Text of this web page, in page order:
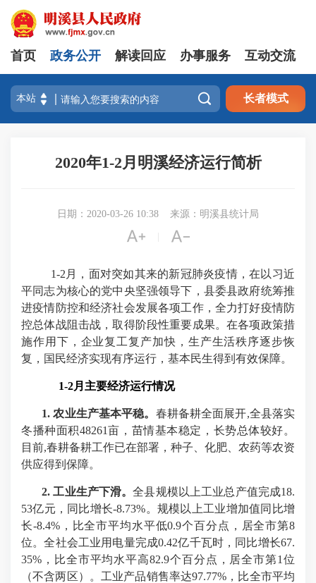
首页 政务公开 解读回应 办事服务 互动交流
 长者模式
2020年1-2月明溪经济运行简析
日期：2020-03-26 10:38 来源：明溪县统计局
 
1-2 月，面对突如其来的新冠肺炎疫情，在以习近
平同志为核心的党中央坚强领导下，县委县政府统筹推
进疫情防控和经济社会发展各项工作，全力打好疫情防
控总体战阻击战，取得阶段性重要成果。在各项政策措
施作用下，企业复工复产加快，生产生活秩序逐步恢
复，国民经济实现有序运行，基本民生得到有效保障。
1-2月主要经济运行情况
1.农业生产基本平稳。 春耕备耕全面展开,全县落实
冬播种面积48261亩，苗情基本稳定，长势总体较好。
目前,春耕备耕工作已在部署，种子、化肥、农药等农资
供应得到保障。
2.工业生产下滑。全县规模以上工业总产值完成18.
53亿元，同比增长-8.73%。 规模以上工业增加值同比增
长-8.4%，比全市平均水平低0.9个百分点，居全市第8
位。全社会工业用电量完成0.42亿千瓦时，同比增长67.
35% ，比全市平均水平高82.9个百分点，居全市第1 位
（不含两区）。 工业产品销售率达97.77% ，比全市平均